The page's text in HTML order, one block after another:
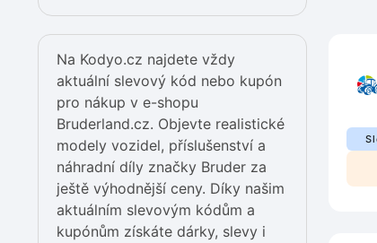
Na Kodyo.cz najdete vždy
aktuální slevový kód nebo kupón
pro nákup v e-shopu
Bruderland.cz. Objevte realistické
modely vozidel, příslušenství a
náhradní díly značky Bruder za
ještě výhodnější ceny. Díky našim
aktuálním slevovým kódům a
kupónům získáte dárky, slevy i